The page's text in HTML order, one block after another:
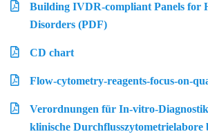
Building IVDR-compliant Panels for
Disorders (PDF)
CD chart
Flow-cytometry-reagents-focus-on-
Verordnungen für In-vitro-
klinische Durchflusszytometrielabore